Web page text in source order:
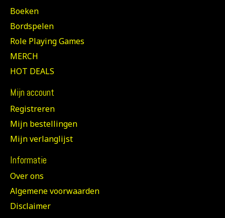
Boeken
Bordspelen
Role Playing Games
MERCH
HOT DEALS
Mijn account
Registreren
Mijn bestellingen
Mijn verlanglijst
Informatie
Over ons
Algemene voorwaarden
Disclaimer